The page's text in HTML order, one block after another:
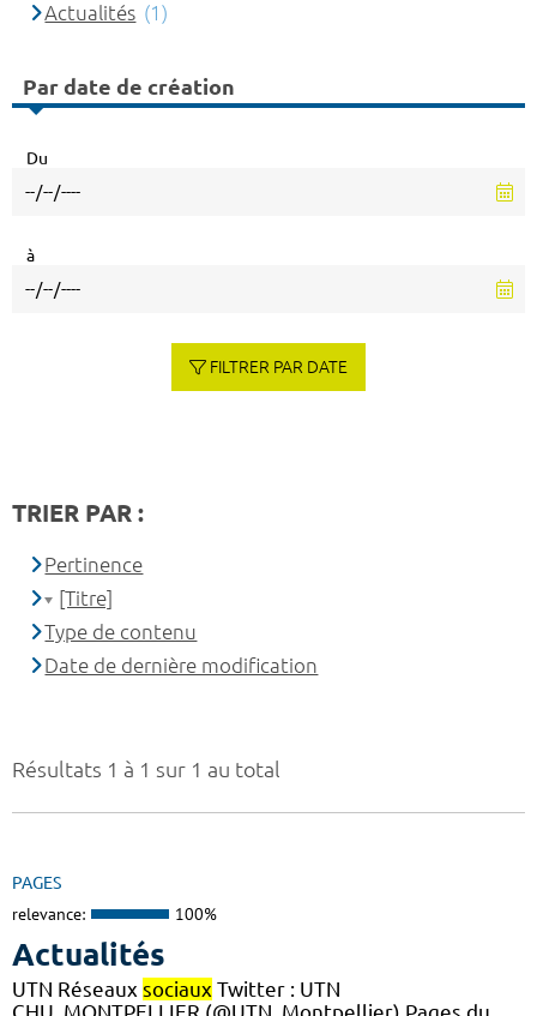
Résultats 1 à 1 sur 1 au total
PAGES
relevance: 100%
Actualités
UTN Réseaux sociaux Twitter : UTN
Actualités (1)
Par date de création
Du
à
FILTRER PAR DATE
TRIER PAR :
Pertinence
[Titre]
Type de contenu
Date de dernière modification